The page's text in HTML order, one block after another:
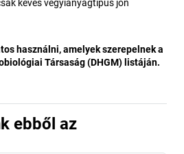
kevés vegyianyagtípus jön
használni, amelyek szerepelnek a
Társaság (DHGM) listáján.
ebből az